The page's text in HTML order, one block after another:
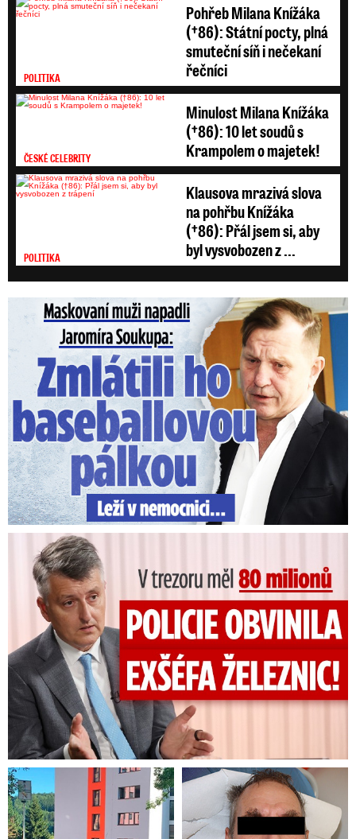
POLITIKA
Pohřeb Milana Knížáka
(†86): Státní pocty, plná
smuteční síň i nečekaní
řečníci
ČESKÉ CELEBRITY
Minulost Milana Knížáka
(†86): 10 let soudů s
Krampolem o majetek!
POLITIKA
Klausova mrazivá slova
na pohřbu Knížáka
(†86): Přál jsem si, aby
byl vysvobozen z ...
Maskovaní muži napadli Jaromíra Soukupa: Krvavá nakládačka
V trezoru měl 80 milionů: Policie obvinila exšéfa železnic!